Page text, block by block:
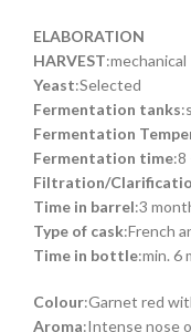
ELABORATION
HARVEST:mechanical
Yeast:Selected
Fermentation tanks
Fermentation
Fermentation time:8
Filtration/
Time in barrel:3
Type of cask:French
Time in bottle:min. 6
Colour:Garnet red
Aroma:Intense nose